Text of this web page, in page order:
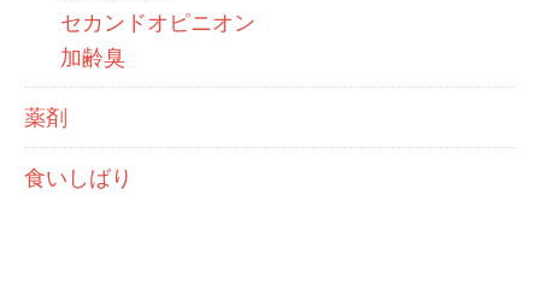
セカンドオピニオン
加齢臭
薬剤
食いしばり